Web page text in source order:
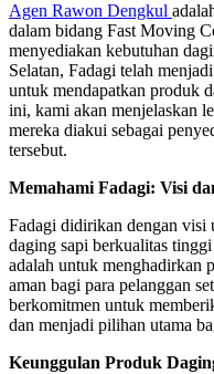
Agen Rawon Dengkul
dalam bidang Fast Moving
menyediakan kebutuhan
Selatan, Fadagi telah
untuk mendapatkan produk
ini, kami akan menjelaskan
mereka diakui sebagai
tersebut.
Memahami Fadagi: Visi
Fadagi didirikan dengan visi
daging sapi berkualitas
adalah untuk menghadirkan
aman bagi para pelanggan
berkomitmen untuk
dan menjadi pilihan utama
Keunggulan Produk